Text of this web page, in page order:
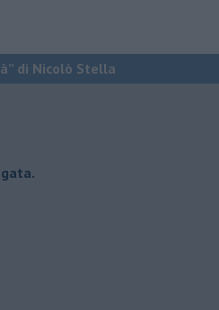
di Nicolò Stella